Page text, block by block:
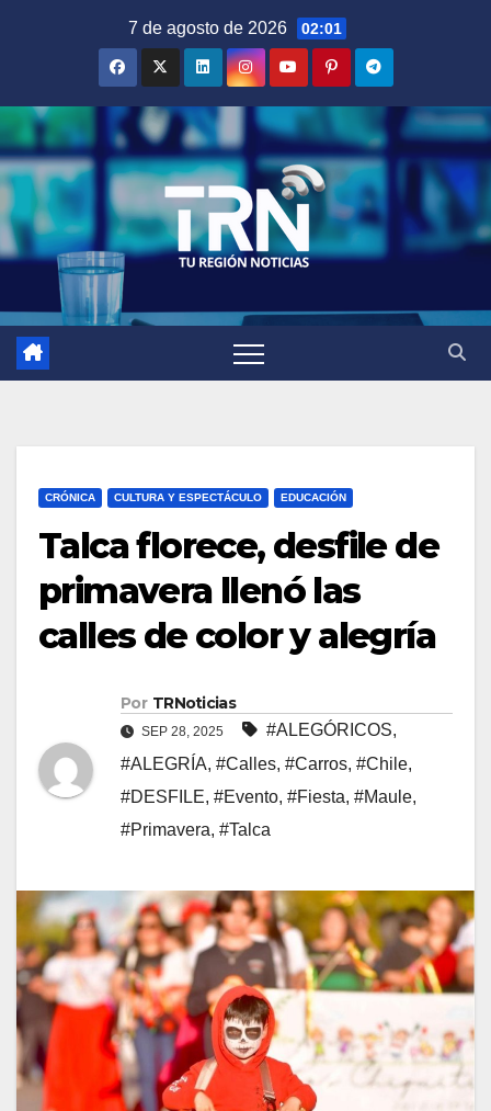
7 de agosto de 2026 02:01
CRÓNICA CULTURA Y ESPECTÁCULO EDUCACIÓN
Talca florece, desfile de
primavera llenó las
calles de color y alegría
Por TRNoticias
SEP 28, 2025 #ALEGÓRICOS,
#ALEGRÍA, #Calles, #Carros, #Chile,
#DESFILE, #Evento, #Fiesta, #Maule,
#Primavera, #Talca